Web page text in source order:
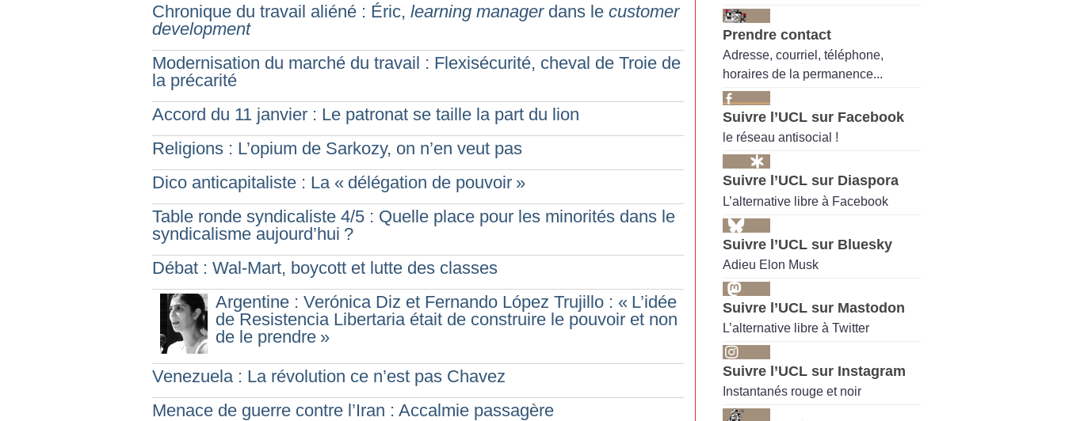
Chronique du travail aliéné : Éric, learning managerdans le customer
development
Modernisation du marché du travail : Flexisécurité, cheval de Troie de
la précarité
Accord du 11 janvier : Le patronat se taille la part du lion
Religions : L’opium de Sarkozy, on n’en veut pas
Dico anticapitaliste : La « délégation de pouvoir »
Table ronde syndicaliste 4/5 : Quelle place pour les minorités dans le
syndicalisme aujourd’hui ?
Débat : Wal-Mart, boycott et lutte des classes
Argentine : Verónica Diz et Fernando López Trujillo : « L’idée
de Resistencia Libertaria était de construire le pouvoir et non
de le prendre »
Venezuela : La révolution ce n’est pas Chavez
Menace de guerre contre l’Iran : Accalmie passagère
Prendre contact
Adresse, courriel, téléphone,
horaires de la permanence...
Suivre l’UCL sur Facebook
le réseau antisocial !
Suivre l’UCL sur Diaspora
L’alternative libre à Facebook
Suivre l’UCL sur Bluesky
Adieu Elon Musk
Suivre l’UCL sur Mastodon
L’alternative libre à Twitter
Suivre l’UCL sur Instagram
Instantanés rouge et noir